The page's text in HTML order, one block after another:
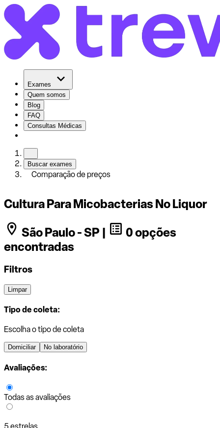
Exames
Quem somos
Blog
FAQ
Consultas Médicas
Buscar exames
Comparação de preços
Cultura Para Micobacterias No Liquor
São Paulo - SP |
0 opções
encontradas
Filtros
Limpar
Tipo de coleta:
Escolha o tipo de coleta
Domiciliar No laboratório
Avaliações:
Todas as avaliações